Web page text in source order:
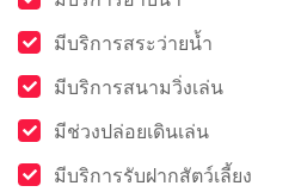
มีบริการสระว่ายน้ำ
มีบริการสนามวิ่งเล่น
มีช่วงปล่อยเดินเล่น
มีบริการรับฝากสัตว์เลี้ยง